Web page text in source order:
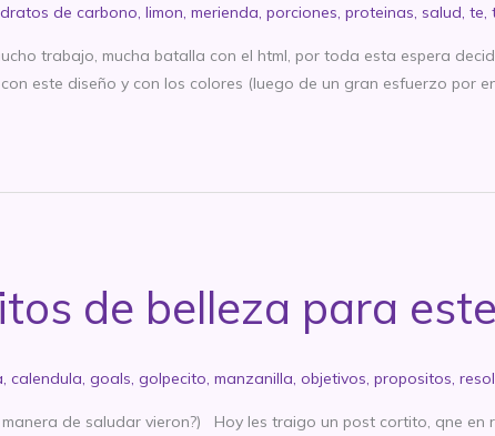
de carbono, limon, merienda, porciones, proteinas, salud, te,
trabajo, mucha batalla con el html, por toda esta espera
este diseño y con los colores (luego de un gran esfuerzo por
de belleza para
, calendula, goals, golpecito, manzanilla, objetivos, propositos,
de saludar vieron?) Hoy les traigo un post cortito, qne en